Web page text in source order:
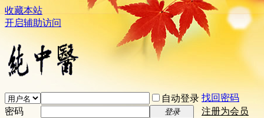
收藏本站
开启辅助访问
自动登录 找回密码
密码
登录
注册为会员